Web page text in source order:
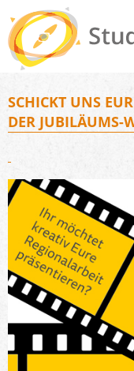
SCHICKT UNS
DER JUBILÄUMS-